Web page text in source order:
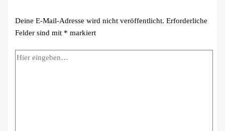
Deine E-Mail-Adresse wird nicht veröffentlicht. Erforderliche
Felder sind mit * markiert
Hier